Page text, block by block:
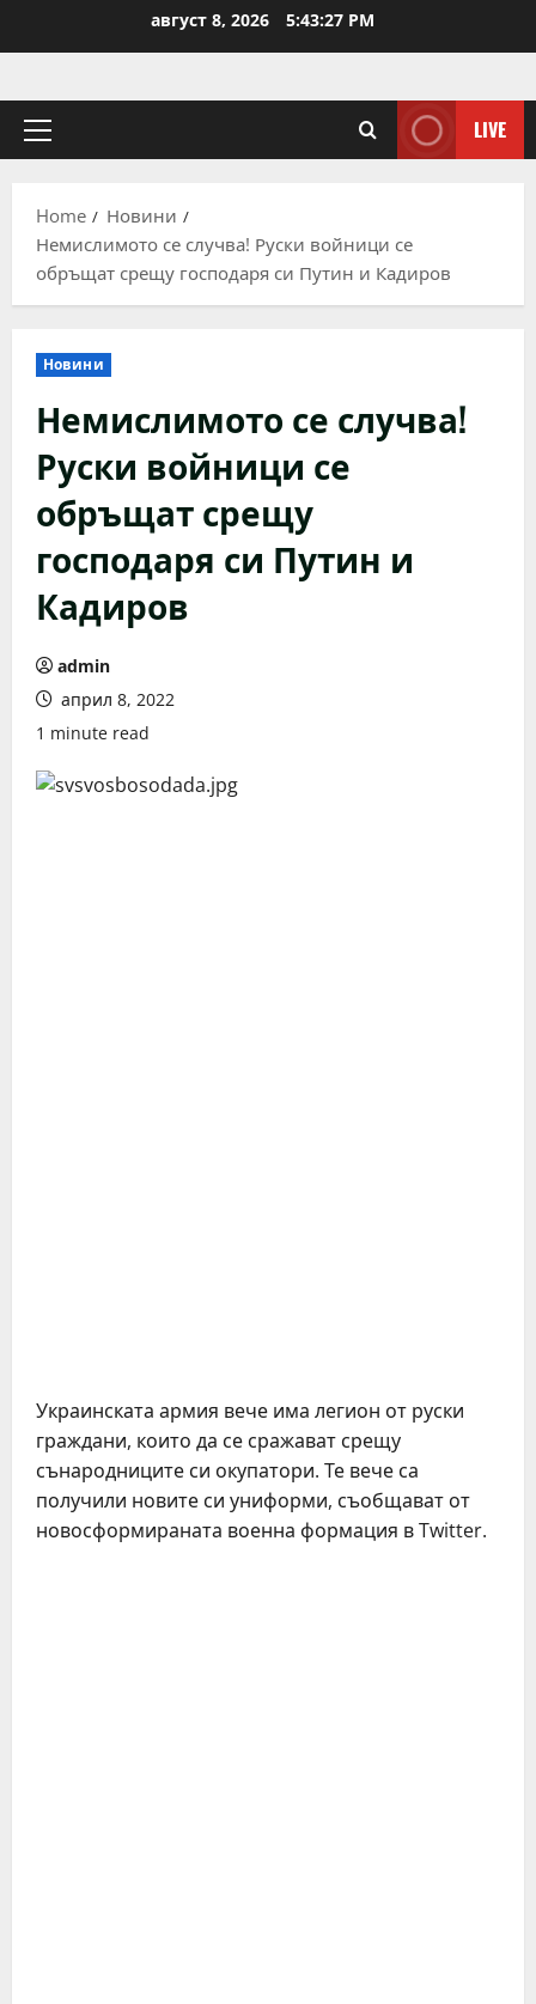
август 8, 2026 5:43:28 PM
Primary
LIVE
Home
Новини
Немислимото се случва! Руски войници се
обръщат срещу господаря си Путин и Кадиров
Новини
Немислимото се случва!
Руски войници се
обръщат срещу
господаря си Путин и
Кадиров
admin
април 8, 2022
1 minute read
Украинската армия вече има легион от руски
граждани, които да се сражават срещу
сънародниците си окупатори. Те вече са
получили новите си униформи, съобщават от
новосформираната военна формация в Twitter.